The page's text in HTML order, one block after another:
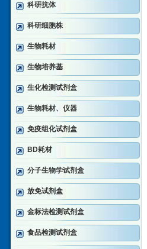
科研抗体
科研细胞株
生物耗材
生物培养基
生化检测试剂盒
生物耗材、仪器
免疫组化试剂盒
BD耗材
分子生物学试剂盒
放免试剂盒
金标法检测试剂盒
食品检测试剂盒